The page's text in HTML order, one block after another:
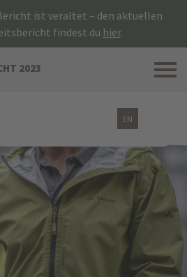
ist veraltet – den aktuellen
findest du hier.
EN
2023